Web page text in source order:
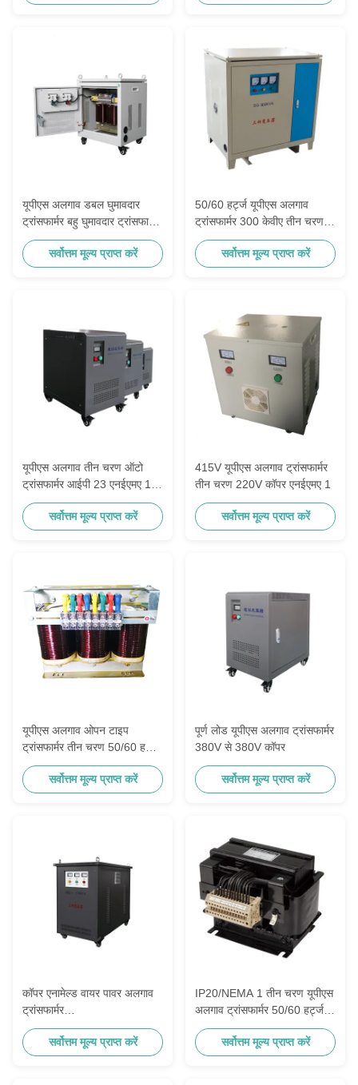
यूपीएस अलगाव डबल घुमावदार
ट्रांसफार्मर बहु ​​घुमावदार ट्रांसफार्मर
50 केवीए
सर्वोत्तम मूल्य प्राप्त करें
50/60 हर्ट्ज यूपीएस अलगाव
ट्रांसफार्मर 300 केवीए तीन चरण
कॉपर
सर्वोत्तम मूल्य प्राप्त करें
यूपीएस अलगाव तीन चरण ऑटो
ट्रांसफार्मर आईपी 23 एनईएमए 1
कॉपर
सर्वोत्तम मूल्य प्राप्त करें
415V यूपीएस अलगाव ट्रांसफार्मर
तीन चरण 220V कॉपर एनईएमए 1
सर्वोत्तम मूल्य प्राप्त करें
यूपीएस अलगाव ओपन टाइप
ट्रांसफार्मर तीन चरण 50/60 हर्ट्ज
100% कॉपर वायर
सर्वोत्तम मूल्य प्राप्त करें
पूर्ण लोड यूपीएस अलगाव ट्रांसफार्मर
380V से 380V कॉपर
सर्वोत्तम मूल्य प्राप्त करें
कॉपर एनामेल्ड वायर पावर अलगाव
ट्रांसफार्मर
690V/660V/600V/480V
सर्वोत्तम मूल्य प्राप्त करें
IP20/NEMA 1 तीन चरण यूपीएस
अलगाव ट्रांसफार्मर 50/60 हर्ट्ज/
अनुकूलित
सर्वोत्तम मूल्य प्राप्त करें